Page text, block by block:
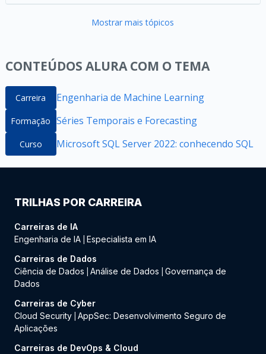
Mostrar mais tópicos
CONTEÚDOS ALURA COM O TEMA
Carreira Engenharia de Machine Learning
Formação Séries Temporais e Forecasting
Curso Microsoft SQL Server 2022: conhecendo SQL
TRILHAS POR CARREIRA
Carreiras de IA
Engenharia de IA Especialista em IA
Carreiras de Dados
Ciência de Dados
Análise de Dados
Governança de
Dados
Carreiras de Cyber
Cloud Security AppSec: Desenvolvimento Seguro de
Aplicações
Carreiras de DevOps & Cloud